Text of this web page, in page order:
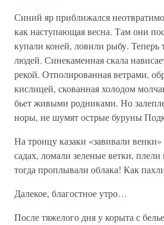
Синий яр приближался
как наступающая весна. Там они
купали коней, ловили рыбу. Теперь
людей. Синекаменная скала
рекой. Отполированная ветрами,
кислицей, скованная холодом
бьет живыми родниками. Но
норы, не шумят острые буруны
На троицу казаки «завивали
садах, ломали зеленые ветки,
тогда проплывали облака! Как
Далекое, благостное утро…
После тяжелого дня у корыта с